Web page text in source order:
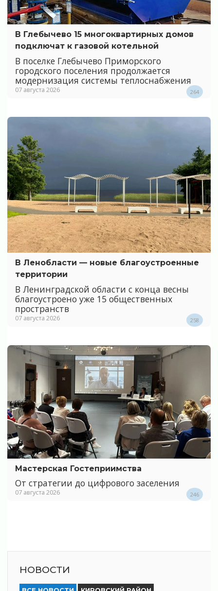
В Глебычево 15 многоквартирных домов
подключат к газовой котельной
В поселке Глебычево Приморского
городского поселения продолжается
модернизация системы теплоснабжения
07 августа 2026 264
В Ленобласти — новые благоустроенные
территории
В Ленинградской области с конца весны
благоустроено уже 15 общественных
пространств
07 августа 2026 258
Мастерская Гостеприимства
От стратегии до цифрового заселения
07 августа 2026 246
НОВОСТИ